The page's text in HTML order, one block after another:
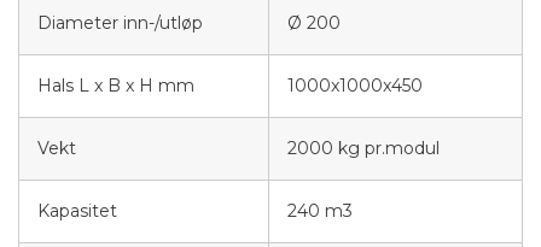
Diameter inn-/utløp Ø 200
Hals L x B x H mm 1000x1000x450
Vekt 2000 kg pr.modul
Kapasitet 240 m3